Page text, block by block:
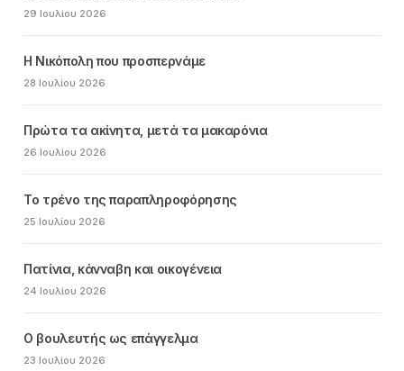
29 Ιουλίου 2026
Η Νικόπολη που προσπερνάμε
28 Ιουλίου 2026
Πρώτα τα ακίνητα, μετά τα μακαρόνια
26 Ιουλίου 2026
Το τρένο της παραπληροφόρησης
25 Ιουλίου 2026
Πατίνια, κάνναβη και οικογένεια
24 Ιουλίου 2026
Ο βουλευτής ως επάγγελμα
23 Ιουλίου 2026